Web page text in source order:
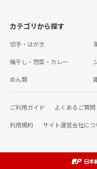
カテゴリから探す
切手・はがき
梅干し・惣菜・カレー
めん類
ご利用ガイド よくあるご質問
利用規約 サイト運営会社につ